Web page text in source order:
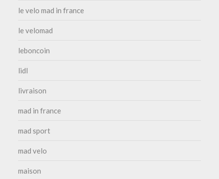
le velo mad in france
le velomad
leboncoin
lidl
livraison
mad in france
mad sport
mad velo
maison